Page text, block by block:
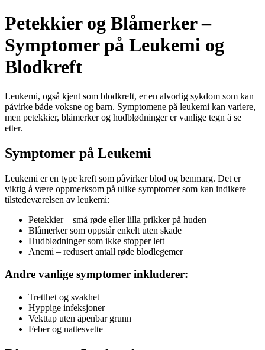
Petekkier og Blåmerker –
Symptomer på Leukemi og
Blodkreft
Leukemi, også kjent som blodkreft, er en alvorlig sykdom som kan
påvirke både voksne og barn. Symptomene på leukemi kan variere,
men petekkier, blåmerker og hudblødninger er vanlige tegn å se
etter.
Symptomer på Leukemi
Leukemi er en type kreft som påvirker blod og benmarg. Det er
viktig å være oppmerksom på ulike symptomer som kan indikere
tilstedeværelsen av leukemi:
Petekkier – små røde eller lilla prikker på huden
Blåmerker som oppstår enkelt uten skade
Hudblødninger som ikke stopper lett
Anemi – redusert antall røde blodlegemer
Andre vanlige symptomer inkluderer:
Tretthet og svakhet
Hyppige infeksjoner
Vekttap uten åpenbar grunn
Feber og nattesvette